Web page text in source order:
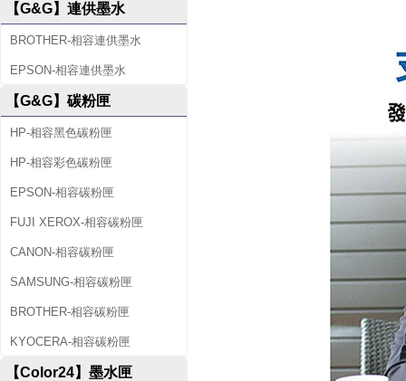
【G&G】連供墨水
BROTHER-相容連供墨水
EPSON-相容連供墨水
【G&G】碳粉匣
HP-相容黑色碳粉匣
HP-相容彩色碳粉匣
EPSON-相容碳粉匣
FUJI XEROX-相容碳粉匣
CANON-相容碳粉匣
SAMSUNG-相容碳粉匣
BROTHER-相容碳粉匣
KYOCERA-相容碳粉匣
【Color24】墨水匣